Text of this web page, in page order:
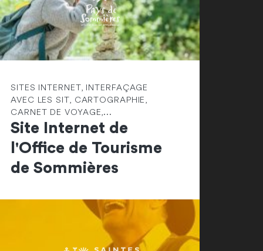
SITES INTERNET, INTERFAÇAGE
AVEC LES SIT, CARTOGRAPHIE,
CARNET DE VOYAGE,...
Site Internet de
l'Office de Tourisme
de Sommières